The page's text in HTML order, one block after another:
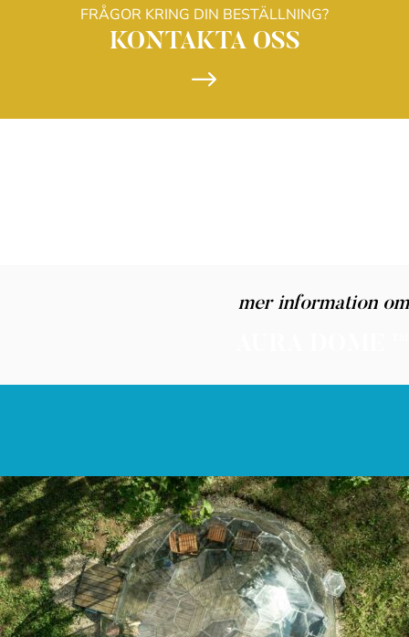
FRÅGOR KRING DIN BESTÄLLNING?
KONTAKTA OSS
$
mer information om